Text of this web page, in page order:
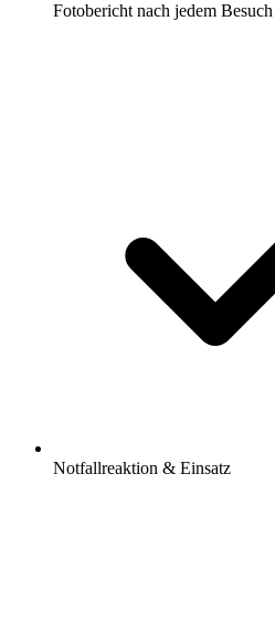
Fotobericht nach jedem Besuch
Notfallreaktion & Einsatz